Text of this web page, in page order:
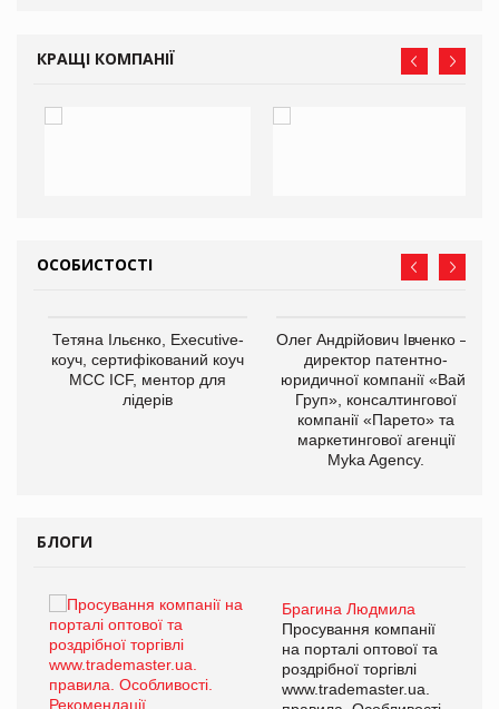
КРАЩІ КОМПАНІЇ
ОСОБИСТОСТІ
Тетяна Ільєнко, Executive-
коуч, сертифікований коуч
МСС ICF, ментор для
лідерів
Олег Андрійович Івченко —
директор патентно-
юридичної компанії «Вайз
Груп», консалтингової
компанії «Парето» та
маркетингової агенції
Myka Agency.
БЛОГИ
Брагина Людмила
Просування компанії
на порталі оптової та
роздрібної торгівлі
www.trademaster.ua.